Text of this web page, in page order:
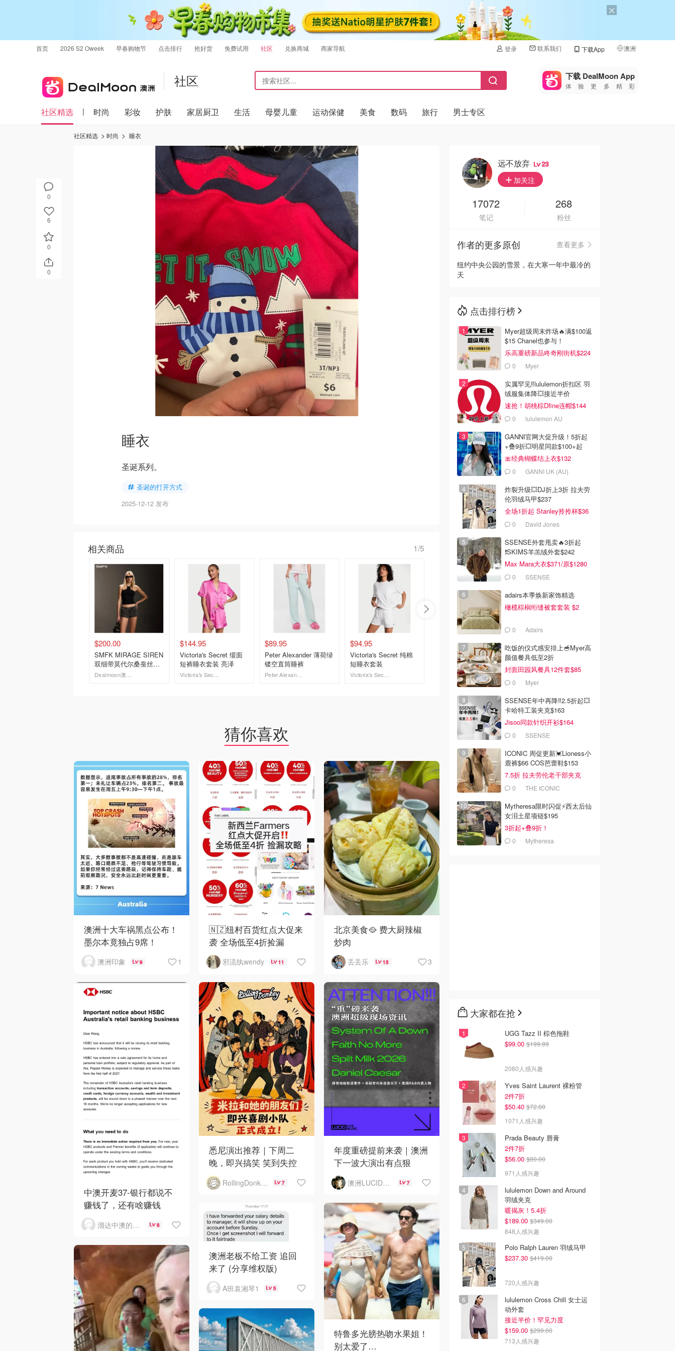
首页 2026 S2 Oweek 早春购物节 点击排行 抢好货 免费试用 社区 兑换商城 商家导航 登录 联系我们 下载App 澳洲
🇺🇸
🇨🇳 中国
🇮🇹
🇦🇺
🇳🇿新西兰
社区 下载 DealMoon App
体验更多精彩
社区精选 时尚 彩妆 护肤 家居厨卫 生活 母婴儿童 运动保健 美食 数码 旅行 男士专区
0
6
0
0
社区精选 时尚 睡衣
睡衣
圣诞系列。
圣诞的打开方式
2025-12-12 发布
相关商品 1/5
$200.00
SMFK MIRAGE SIREN
双细带莫代尔桑蚕丝吊
带背心 黑色
$144.95
Victoria's Secret 缎面
短裤睡衣套装 亮泽
$89.95
Peter Alexander 薄荷绿
镂空直筒睡裤
$94.95
Victoria's Secret 纯棉
短睡衣套装
Victoria's Secret 玫瑰
透视深V连体衣
Victoria's Secret澳洲官网
去购买
$70.00 $102.00
SKIMS 浸染系带比基尼
泳裤
Dealmoon澳新省钱快报
猜你喜欢
澳洲十大车祸黑点公布！
墨尔本竟独占9席！
澳洲印象 9 1
🇳🇿纽村百货红点大促来
袭 全场低至4折捡漏
邪流纨wendy 11
北京美食🥘 费大厨辣椒
炒肉
丢丢乐 13 3
中澳开麦37-银行都说不
赚钱了，还有啥赚钱
溜达中澳的王公子 8
悉尼演出推荐｜下周二
晚，即兴搞笑 笑到失控
RollingDonkey 7
年度重磅提前来袭｜澳洲
下一波大演出有点狠
澳洲LUCID音乐演出 7
澳洲老板不给工资 追回
来了 (分享维权版)
A班袁湘琴1 5
特鲁多光膀热吻水果姐！
别太爱了…
远不放弃 23
加关注
17072
笔记
268
粉丝
作者的更多原创
查看更多
纽约中央公园的雪景，在大寒一年中最冷的
天
点击排行榜
Myer超级周末炸场🔥满$100返
$15 Chanel也参与！
乐高重磅新品咚奇刚街机$224
0 Myer
实属罕见‼️lululemon折扣区 羽
绒服集体降💥接近半价
速抢！胡桃棕Dfine连帽$144
0 lululemon AU
GANNI官网大促升级！5折起
+叠9折💥明星同款$100+起
🎀经典蝴蝶结上衣$132
0 GANNI UK (AU)
炸裂升级💥DJ折上3折 拉夫劳
伦羽绒马甲$237
全场1折起 Stanley拎拎杯$36
0 David Jones
SSENSE外套甩卖🔥3折起
❗SKIMS羊羔绒外套$242
Max Mara大衣$371/原$1280
0 SSENSE
adairs本季焕新家饰精选
橄榄棕榈绗缝被套套装 $2
0 Adairs
吃饭的仪式感安排上🥣Myer高
颜值餐具低至2折
封面田园风餐具12件套$85
0 Myer
SSENSE年中再降‼️2.5折起💥
卡哈特工装夹克$163
Jisoo同款针织开衫$164
0 SSENSE
ICONIC 周促更新💓Lioness小
鹿裤$66 COS芭蕾鞋$153
7.5折 拉夫劳伦老干部夹克
$4190 THE ICONIC
Mytheresa限时闪促⚡️西太后仙
女泪土星项链$195
3折起+叠9折！
0 Mytheresa
大家都在抢
UGG Tazz II 棕色拖鞋
$99.00 $199.99
2080人感兴趣
Yves Saint Laurent 裸粉管
2件7折
$50.40 $72.00
1071人感兴趣
Prada Beauty 唇膏
2件7折
$56.00 $80.00
971人感兴趣
lululemon Down and Around
羽绒夹克
暖揭灰！5.4折
$189.00 $349.00
848人感兴趣
Polo Ralph Lauren 羽绒马甲
$237.30 $419.00
720人感兴趣
lululemon Cross Chill 女士运
动外套
接近半价！罕见力度
$159.00 $299.00
713人感兴趣